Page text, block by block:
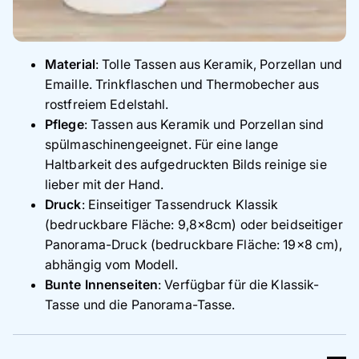
Material: Tolle Tassen aus Keramik, Porzellan und
Emaille. Trinkflaschen und Thermobecher aus
rostfreiem Edelstahl.
Pflege: Tassen aus Keramik und Porzellan sind
spülmaschinengeeignet. Für eine lange
Haltbarkeit des aufgedruckten Bilds reinige sie
lieber mit der Hand.
Druck: Einseitiger Tassendruck Klassik
(bedruckbare Fläche: 9,8×8cm) oder beidseitiger
Panorama-Druck (bedruckbare Fläche: 19×8 cm),
abhängig vom Modell.
Bunte Innenseiten: Verfügbar für die Klassik-
Tasse und die Panorama-Tasse.